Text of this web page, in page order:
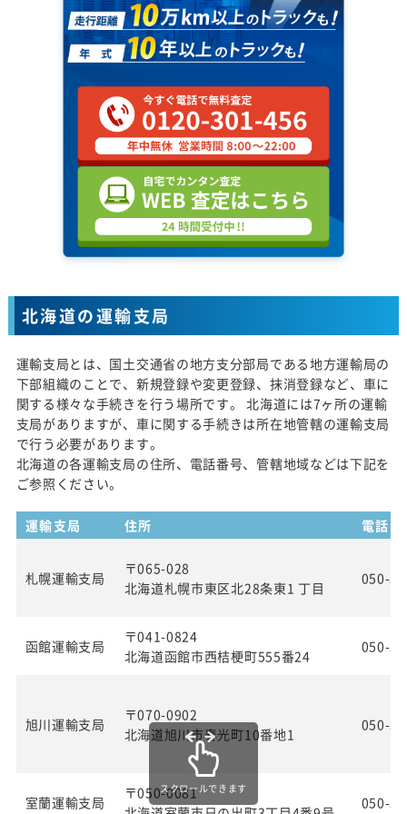
北海道の運輸支局
運輸支局とは、国土交通省の地方支分部局である地方運輸局の
下部組織のことで、新規登録や変更登録、抹消登録など、車に
関する様々な手続きを行う場所です。 北海道には7ヶ所の運輸
支局がありますが、車に関する手続きは所在地管轄の運輸支局
で行う必要があります。
北海道の各運輸支局の住所、電話番号、管轄地域などは下記を
ご参照ください。
運輸支局 住所 電話
札幌運輸支局
〒065-028
北海道札幌市東区北28条東1 丁目
050-
函館運輸支局
〒041-0824
北海道函館市西桔梗町555番24
050-
旭川運輸支局
〒070-0902
北海道旭川市春光町10番地1
050-
室蘭運輸支局
〒050-0081
050-
スクロールできます